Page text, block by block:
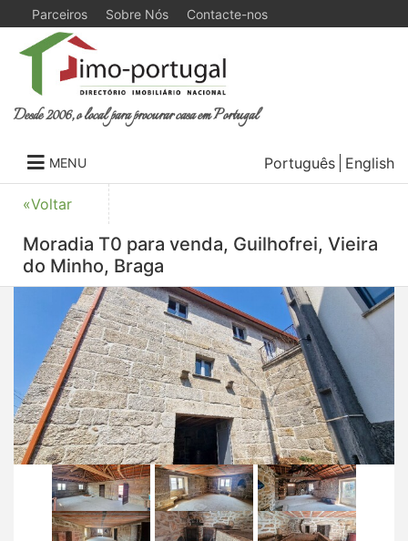
Parceiros Sobre Nós Contacte-nos
Desde 2006, o local para procurar casa em Portugal
MENU Português English
«Voltar
Moradia T0 para venda, Guilhofrei, Vieira
do Minho, Braga